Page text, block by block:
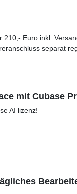
Euro inkl.
separat
mit Cubase
AI lizenz!